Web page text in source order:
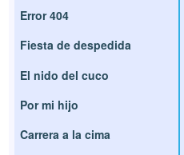
Error 404
Fiesta de despedida
El nido del cuco
Por mi hijo
Carrera a la cima